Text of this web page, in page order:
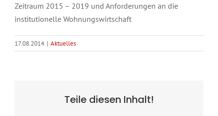
Zeitraum 2015 – 2019 und Anforderungen an die
institutionelle Wohnungswirtschaft
17.08.2014 | Aktuelles
Teile diesen Inhalt!